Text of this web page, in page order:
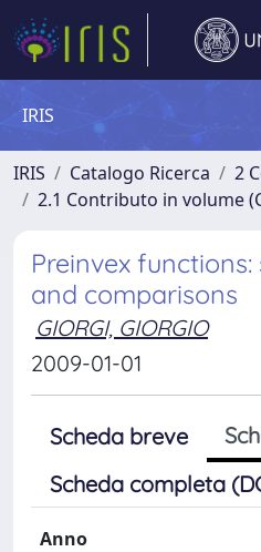
IRIS
IRIS Catalogo Ricerca
2
2.1 Contributo in volume
Preinvex
and comparisons
GIORGI, GIORGIO
2009-01-01
Scheda breve
Scheda completa
Anno